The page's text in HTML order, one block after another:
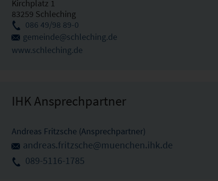
Kirchplatz 1
83259 Schleching
086 49/98 89-0
gemeinde@schleching.de
www.schleching.de
IHK Ansprechpartner
Andreas Fritzsche (Ansprechpartner)
andreas.fritzsche@muenchen.ihk.de
089-5116-1785